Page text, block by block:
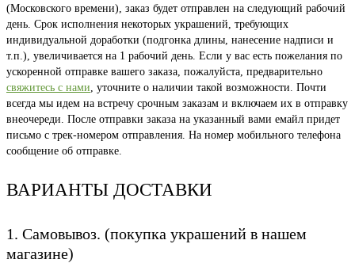
(Московского времени), заказ будет отправлен на следующий рабочий
день. Срок исполнения некоторых украшений, требующих
индивидуальной доработки (подгонка длины, нанесение надписи и
т.п.), увеличивается на 1 рабочий день. Если у вас есть пожелания по
ускоренной отправке вашего заказа, пожалуйста, предварительно
свяжитесь с нами, уточните о наличии такой возможности. Почти
всегда мы идем на встречу срочным заказам и включаем их в отправку
внеочереди. После отправки заказа на указанный вами емайл придет
письмо с трек-номером отправления. На номер мобильного телефона
сообщение об отправке.
ВАРИАНТЫ ДОСТАВКИ
1. Самовывоз. (покупка украшений в нашем
магазине)